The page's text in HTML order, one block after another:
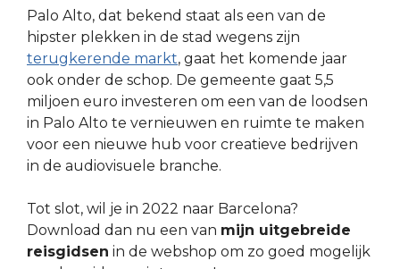
Palo Alto, dat bekend staat als een van de
hipster plekken in de stad wegens zijn
terugkerende markt, gaat het komende jaar
ook onder de schop. De gemeente gaat 5,5
miljoen euro investeren om een van de loodsen
in Palo Alto te vernieuwen en ruimte te maken
voor een nieuwe hub voor creatieve bedrijven
in de audiovisuele branche.
Tot slot, wil je in 2022 naar Barcelona?
Download dan nu een van mijn uitgebreide
reisgidsen in de webshop om zo goed mogelijk